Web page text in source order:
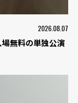
2026.08.07
無料の単独公演